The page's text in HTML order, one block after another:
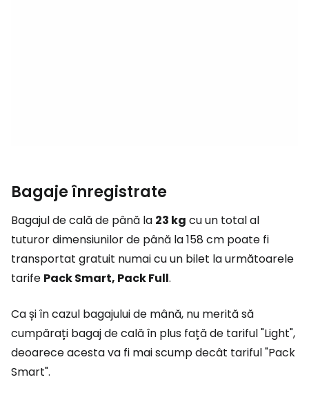
Bagaje înregistrate
Bagajul de cală de până la 23 kg cu un total al
tuturor dimensiunilor de până la 158 cm poate fi
transportat gratuit numai cu un bilet la următoarele
tarife Pack Smart, Pack Full.
Ca și în cazul bagajului de mână, nu merită să
cumpărați bagaj de cală în plus față de tariful "Light",
deoarece acesta va fi mai scump decât tariful "Pack
Smart".